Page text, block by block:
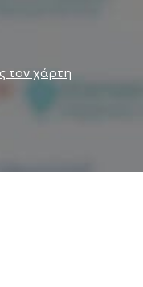
τον χάρτη